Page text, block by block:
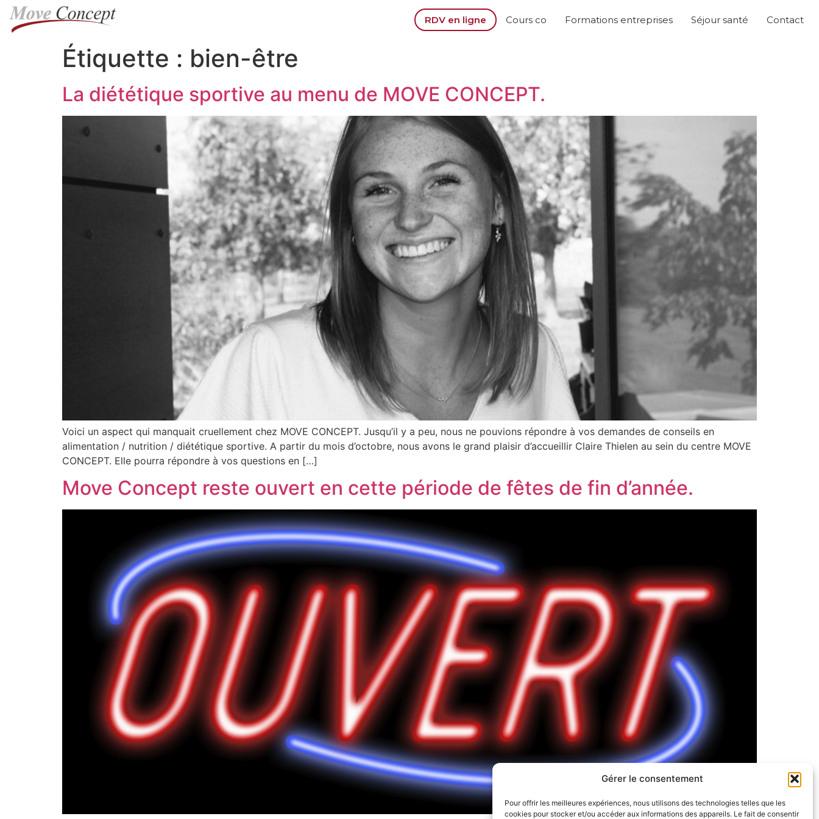
Gérer le consentement
Pour offrir les meilleures expériences, nous utilisons des technologies telles que les
cookies pour stocker et/ou accéder aux informations des appareils. Le fait de consentir
RDV en ligne Cours co Formations entreprises Séjour santé Contact
Étiquette : bien-être
La diététique sportive au menu de MOVE CONCEPT.
Voici un aspect qui manquait cruellement chez MOVE CONCEPT. Jusqu’il y a peu, nous ne pouvions répondre à vos demandes de conseils en
alimentation / nutrition / diététique sportive. A partir du mois d’octobre, nous avons le grand plaisir d’accueillir Claire Thielen au sein du centre MOVE
CONCEPT. Elle pourra répondre à vos questions en […]
Move Concept reste ouvert en cette période de fêtes de fin d’année.